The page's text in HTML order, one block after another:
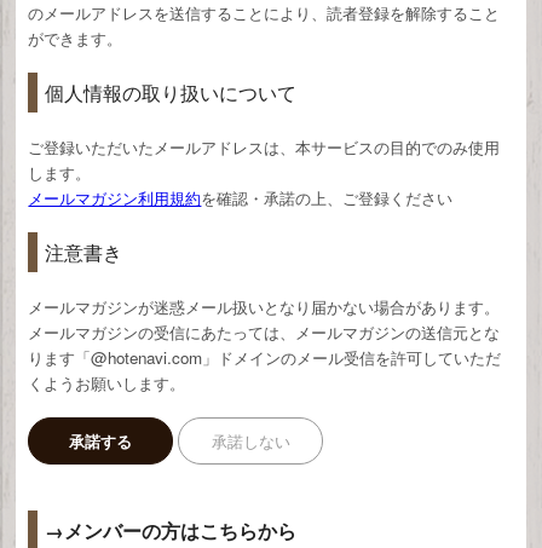
のメールアドレスを送信することにより、読者登録を解除すること
ができます。
個人情報の取り扱いについて
ご登録いただいたメールアドレスは、本サービスの目的でのみ使用
します。
メールマガジン利用規約を確認・承諾の上、ご登録ください
注意書き
メールマガジンが迷惑メール扱いとなり届かない場合があります。
メールマガジンの受信にあたっては、メールマガジンの送信元とな
ります「@hotenavi.com」ドメインのメール受信を許可していただ
くようお願いします。
承諾する 承諾しない
→メンバーの方はこちらから